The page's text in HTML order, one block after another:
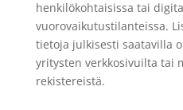
henkilökohtaisissa tai
vuorovaikutustilanteissa.
tietoja julkisesti saatavilla
yritysten verkkosivuilta tai
rekistereistä.